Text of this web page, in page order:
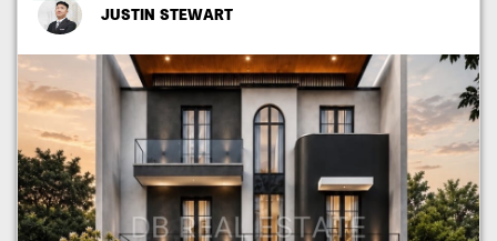
JUSTIN STEWART